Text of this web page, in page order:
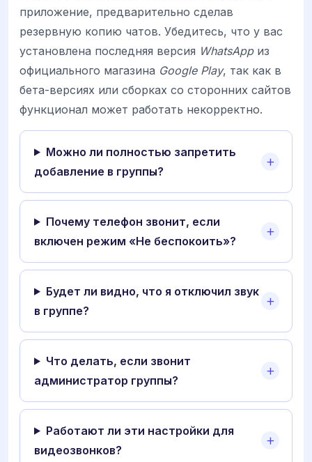
приложение, предварительно сделав
резервную копию чатов. Убедитесь, что у вас
установлена последняя версия WhatsAppиз
официального магазина Google Play, так как в
бета-версиях или сборках со сторонних сайтов
функционал может работать некорректно.
Можно ли полностью запретить
добавление в группы?
Почему телефон звонит, если
включен режим «Не беспокоить»?
Будет ли видно, что я отключил звук
в группе?
Что делать, если звонит
администратор группы?
Работают ли эти настройки для
видеозвонков?